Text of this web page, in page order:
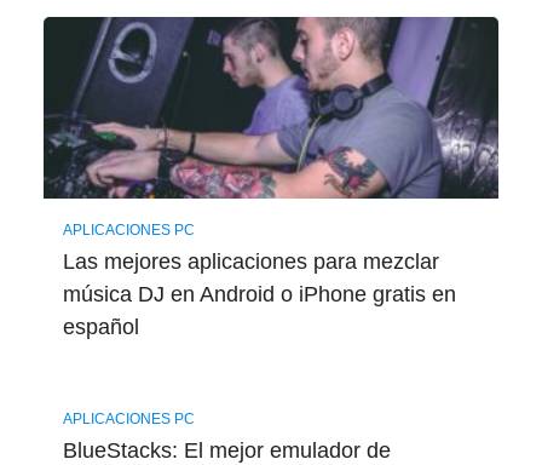
APLICACIONES PC
Las mejores aplicaciones para mezclar
música DJ en Android o iPhone gratis en
español
APLICACIONES PC
BlueStacks: El mejor emulador de